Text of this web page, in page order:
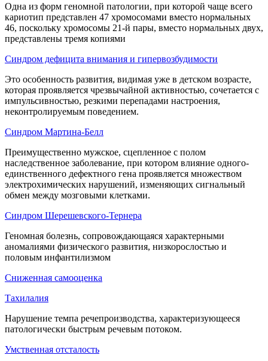
Одна из форм геномной патологии, при которой чаще всего
кариотип представлен 47 хромосомами вместо нормальных
46, поскольку хромосомы 21-й пары, вместо нормальных двух,
представлены тремя копиями
Синдром дефицита внимания и гипервозбудимости
Это особенность развития, видимая уже в детском возрасте,
которая проявляется чрезвычайной активностью, сочетается с
импульсивностью, резкими перепадами настроения,
неконтролируемым поведением.
Синдром Мартина-Белл
Преимущественно мужское, сцепленное с полом
наследственное заболевание, при котором влияние одного-
единственного дефектного гена проявляется множеством
электрохимических нарушений, изменяющих сигнальный
обмен между мозговыми клетками.
Синдром Шерешевского-Тернера
Геномная болезнь, сопровождающаяся характерными
аномалиями физического развития, низкорослостью и
половым инфантилизмом
Сниженная самооценка
Тахилалия
Нарушение темпа речепроизводства, характеризующееся
патологически быстрым речевым потоком.
Умственная отсталость